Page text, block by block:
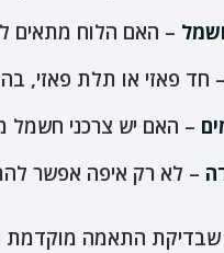
– האם הלוח מתאים
– חד פאזי או תלת פאזי,
– האם יש צרכני חשמל
– לא רק איפה אפשר
שבדיקת התאמה